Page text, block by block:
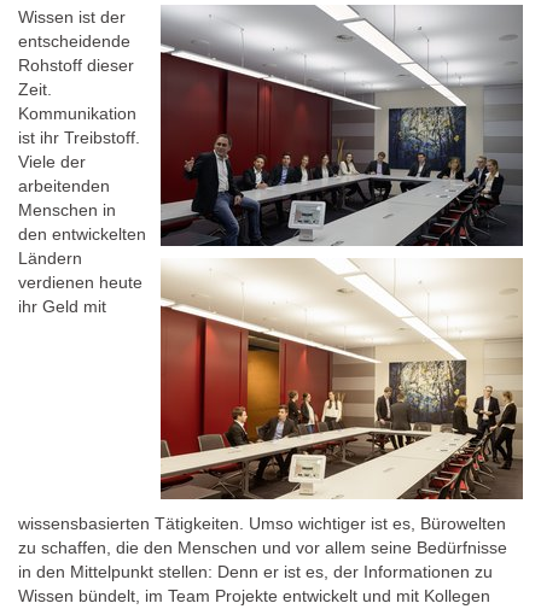
Wissen ist der
entscheidende
Rohstoff dieser
Zeit.
Kommunikation
ist ihr Treibstoff.
Viele der
arbeitenden
Menschen in
den entwickelten
Ländern
verdienen heute
ihr Geld mit
wissensbasierten Tätigkeiten. Umso wichtiger ist es, Bürowelten
zu schaffen, die den Menschen und vor allem seine Bedürfnisse
in den Mittelpunkt stellen: Denn er ist es, der Informationen zu
Wissen bündelt, im Team Projekte entwickelt und mit Kollegen